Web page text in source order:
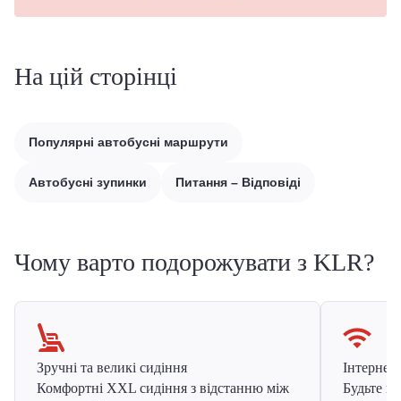
На цій сторінці
Популярні автобусні маршрути
Автобусні зупинки Питання – Відповіді
Чому варто подорожувати з KLR?
Зручні та великі сидіння
Комфортні XXL сидіння з відстанню між
Інтернет
Будьте